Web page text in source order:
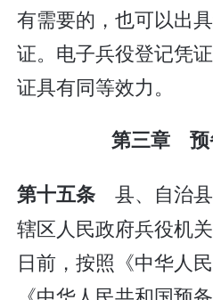
有需要的，也可以出
证。电子兵役登记凭
证具有同等效力。
第三章 预
第十五条县、自治
辖区人民政府兵役机
日前，按照《中华人